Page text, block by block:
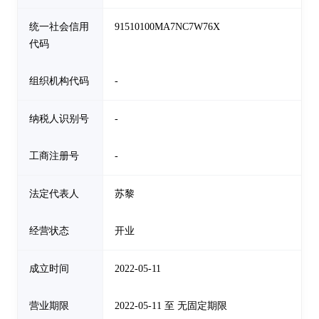
统一社会信用
代码
91510100MA7NC7W76X
组织机构代码 -
纳税人识别号 -
工商注册号 -
法定代表人 苏黎
经营状态 开业
成立时间 2022-05-11
营业期限 2022-05-11 至 无固定期限